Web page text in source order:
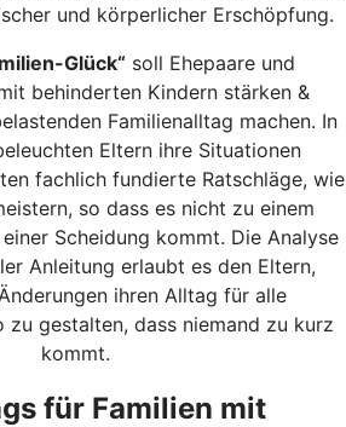
und körperlicher Erschöpfung.
Glück“ soll Ehepaare und
behinderten Kindern stärken &
Familienalltag machen. In
Eltern ihre Situationen
fachlich fundierte Ratschläge, wie
so dass es nicht zu einem
Scheidung kommt. Die Analyse
Anleitung erlaubt es den Eltern,
ihren Alltag für alle
zu gestalten, dass niemand zu kurz
kommt.
für Familien mit